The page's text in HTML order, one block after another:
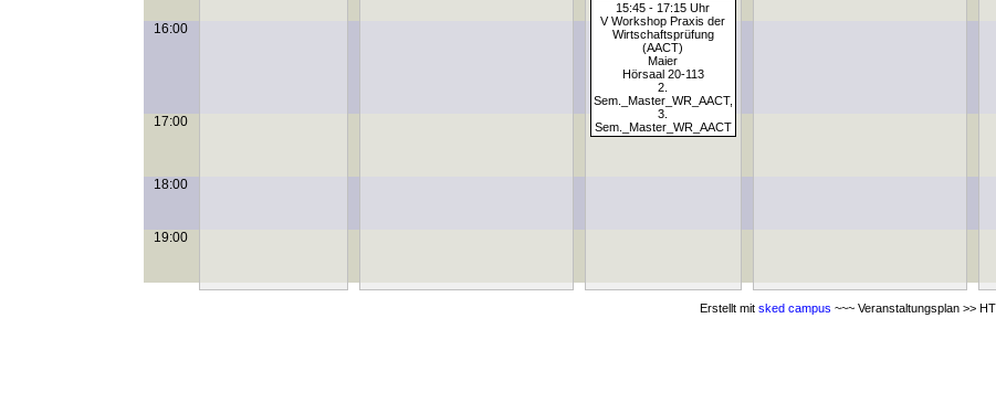
15:45 - 17:15 Uhr
V Workshop Praxis der
Wirtschaftsprüfung
(AACT)
Maier
Hörsaal 20-113
2.
Sem._Master_WR_AACT,
3.
Sem._Master_WR_AACT
16:00
17:00
18:00
19:00
Erstellt mit sked campus ~~~ Veranstaltungsplan >>